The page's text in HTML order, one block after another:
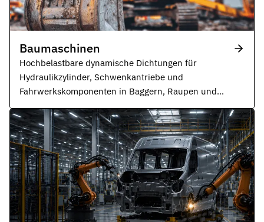
Baumaschinen
Hochbelastbare dynamische Dichtungen für
Hydraulikzylinder, Schwenkantriebe und
Fahrwerkskomponenten in Baggern, Raupen und
Hubarbeitsbühnen.